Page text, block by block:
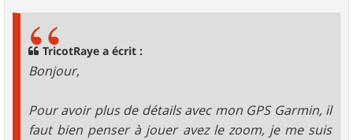
TricotRaye a écrit :
Bonjour,
Pour avoir plus de détails avec mon GPS Garmin, il
faut bien penser à jouer avez le zoom, je me suis